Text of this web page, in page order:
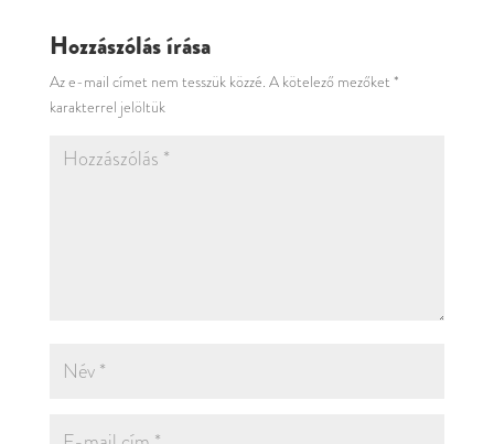
Hozzászólás írása
Az e-mail címet nem tesszük közzé. A kötelező mezőket *
karakterrel jelöltük